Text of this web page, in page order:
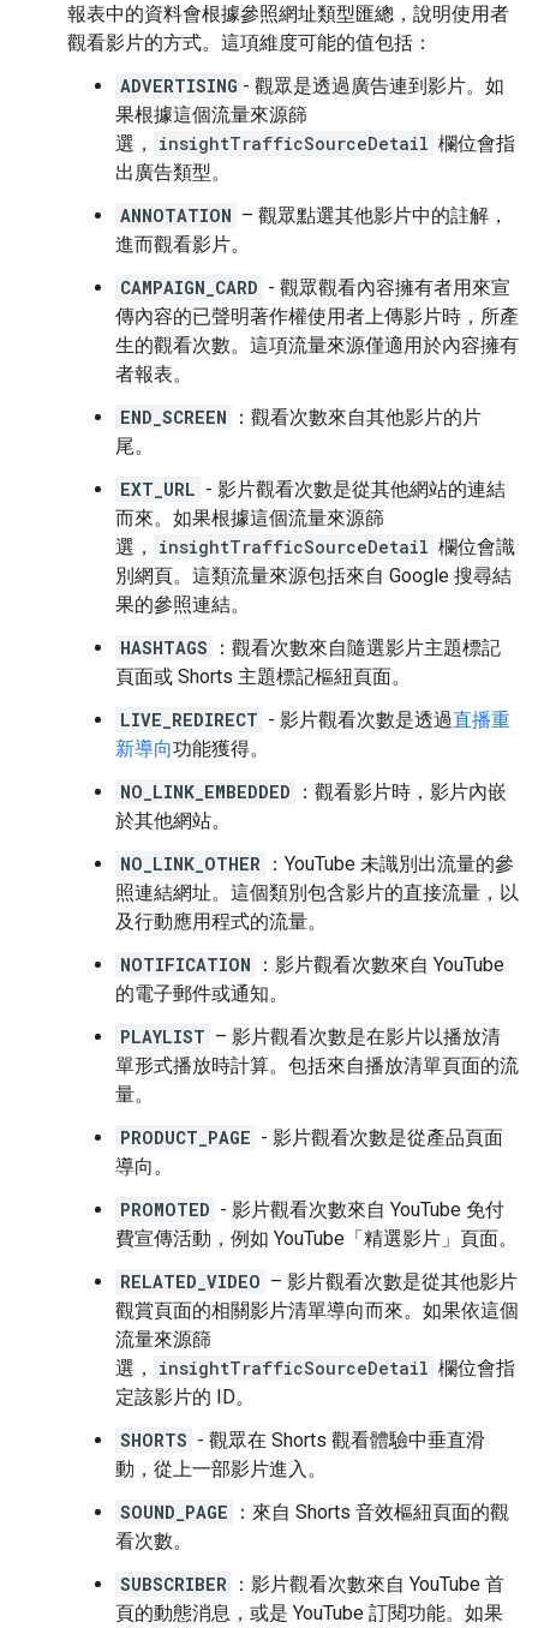
報表中的資料會根據參照網址類型匯總，說明使用者
觀看影片的方式。這項維度可能的值包括：
ADVERTISING - 觀眾是透過廣告連到影片。如
果根據這個流量來源篩
選，
insightTrafficSourceDetail 欄位會指
出廣告類型。
ANNOTATION – 觀眾點選其他影片中的註解，
進而觀看影片。
CAMPAIGN_CARD - 觀眾觀看內容擁有者用來宣
傳內容的已聲明著作權使用者上傳影片時，所產
生的觀看次數。這項流量來源僅適用於內容擁有
者報表。
END_SCREEN
：觀看次數來自其他影片的片
尾。
EXT_URL - 影片觀看次數是從其他網站的連結
而來。如果根據這個流量來源篩
選，
insightTrafficSourceDetail 欄位會識
別網頁。這類流量來源包括來自 Google 搜尋結
果的參照連結。
HASHTAGS
：觀看次數來自隨選影片主題標記
頁面或 Shorts 主題標記樞紐頁面。
LIVE_REDIRECT - 影片觀看次數是透過直播重
新導向功能獲得。
NO_LINK_EMBEDDED
：觀看影片時，影片內嵌
於其他網站。
NO_LINK_OTHER ：YouTube 未識別出流量的參
照連結網址。這個類別包含影片的直接流量，以
及行動應用程式的流量。
NOTIFICATION
：影片觀看次數來自 YouTube
的電子郵件或通知。
PLAYLIST – 影片觀看次數是在影片以播放清
單形式播放時計算。包括來自播放清單頁面的流
量。
PRODUCT_PAGE - 影片觀看次數是從產品頁面
導向。
PROMOTED - 影片觀看次數來自 YouTube 免付
費宣傳活動，例如 YouTube「精選影片」頁面。
RELATED_VIDEO – 影片觀看次數是從其他影片
觀賞頁面的相關影片清單導向而來。如果依這個
流量來源篩
選，
insightTrafficSourceDetail 欄位會指
定該影片的 ID。
SHORTS - 觀眾在 Shorts 觀看體驗中垂直滑
動，從上一部影片進入。
SOUND_PAGE
：來自 Shorts 音效樞紐頁面的觀
看次數。
SUBSCRIBER ：影片觀看次數來自 YouTube 首
頁的動態消息，或是 YouTube 訂閱功能。如果